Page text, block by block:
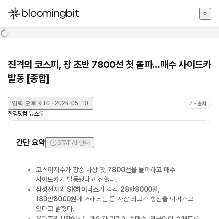
한국어
진격의 코스피, 장 초반 7800선 첫 돌파…매수 사이드카
발동 [종합]
입력 오후 9:10 · 2026. 05. 10. 기사출처
한경닷컴 뉴스룸
간단 요약 STAT AI 안내
코스피지수가 장중 사상 첫 7800선을 돌파하고매수
사이드카가 발동됐다고 전했다.
삼성전자와 SK하이닉스가 각각 28만8000원
189만8000원에 거래되는 등 사상 최고가 행진을 이어가고
있다고 밝혔다.